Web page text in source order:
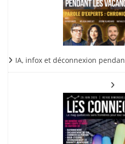
IA, infox et déconnexion